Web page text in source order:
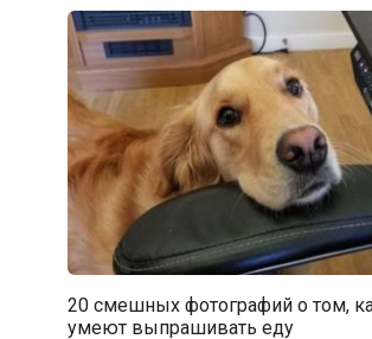
20 смешных фотографий о том,
умеют выпрашивать еду